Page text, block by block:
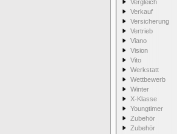
Vergleich
Verkauf
Versicherung
Vertrieb
Viano
Vision
Vito
Werkstatt
Wettbewerb
Winter
X-Klasse
Youngtimer
Zubehör
Zubehör